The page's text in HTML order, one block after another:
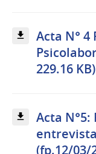
Acta N°
229.16 KB)
Acta
(fp.12/03/